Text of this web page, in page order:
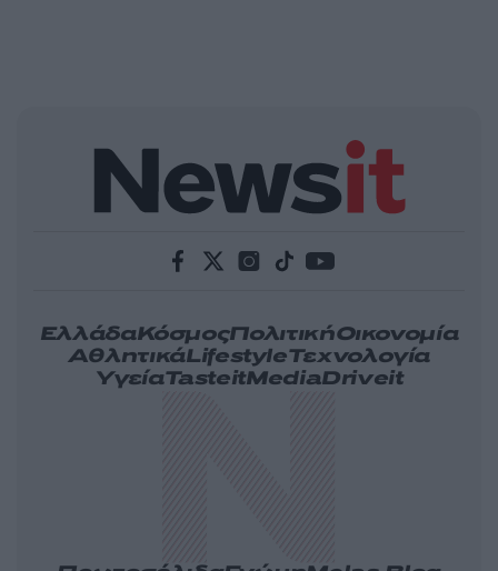
ΕλλάδαΚόσμοςΠολιτικήΟικονομία
ΑθλητικάLifestyleΤεχνολογία
ΥγείαTasteitMediaDriveit